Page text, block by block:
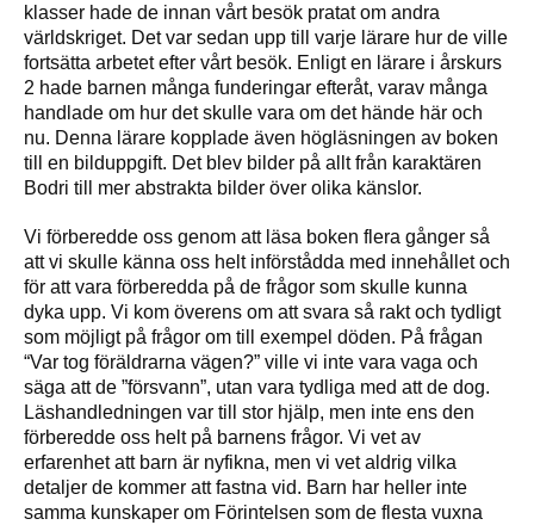
klasser hade de innan vårt besök pratat om andra
världskriget. Det var sedan upp till varje lärare hur de ville
fortsätta arbetet efter vårt besök. Enligt en lärare i årskurs
2 hade barnen många funderingar efteråt, varav många
handlade om hur det skulle vara om det hände här och
nu. Denna lärare kopplade även högläsningen av boken
till en bilduppgift. Det blev bilder på allt från karaktären
Bodri till mer abstrakta bilder över olika känslor.
Vi förberedde oss genom att läsa boken flera gånger så
att vi skulle känna oss helt införstådda med innehållet och
för att vara förberedda på de frågor som skulle kunna
dyka upp. Vi kom överens om att svara så rakt och tydligt
som möjligt på frågor om till exempel döden. På frågan
“Var tog föräldrarna vägen?” ville vi inte vara vaga och
säga att de ”försvann”, utan vara tydliga med att de dog.
Läshandledningen var till stor hjälp, men inte ens den
förberedde oss helt på barnens frågor. Vi vet av
erfarenhet att barn är nyfikna, men vi vet aldrig vilka
detaljer de kommer att fastna vid. Barn har heller inte
samma kunskaper om Förintelsen som de flesta vuxna